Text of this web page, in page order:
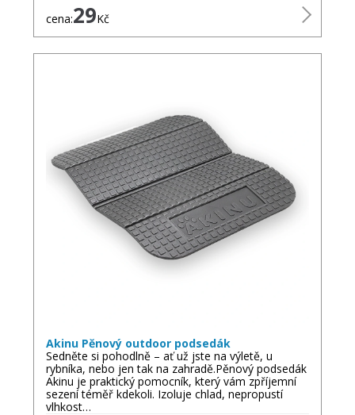
cena:29Kč
Akinu Pěnový outdoor podsedák
Sedněte si pohodlně – ať už jste na výletě, u
rybníka, nebo jen tak na zahradě.Pěnový podsedák
Akinu je praktický pomocník, který vám zpříjemní
sezení téměř kdekoli. Izoluje chlad, nepropustí
vlhkost…